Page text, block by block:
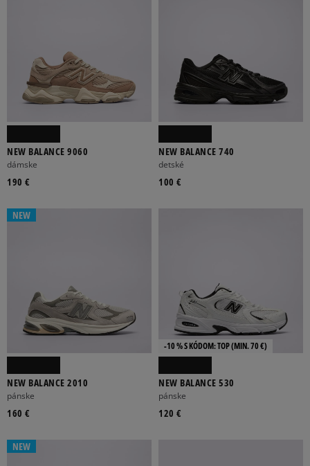
NEW BALANCE 9060
dámske
190 €
NEW BALANCE 740
detské
100 €
NEW
NEW BALANCE 2010
pánske
160 €
-10 % S KÓDOM: TOP (MIN. 70 €)
NEW BALANCE 530
pánske
120 €
NEW